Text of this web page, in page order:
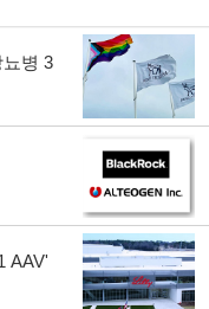
병 3
AAV'